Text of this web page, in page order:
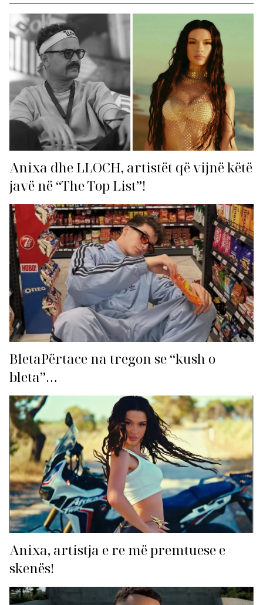
Anixa dhe LLOCH, artistët që vijnë këtë
javë në “The Top List”!
BletaPërtace na tregon se “kush o
bleta”…
Anixa, artistja e re më premtuese e
skenës!